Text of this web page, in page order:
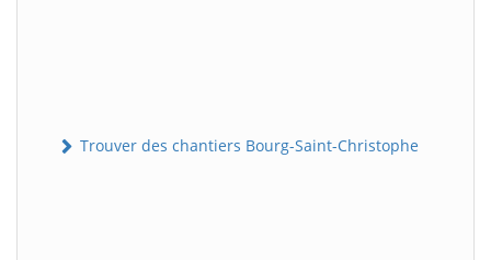
Trouver des chantiers Bourg-Saint-Christophe